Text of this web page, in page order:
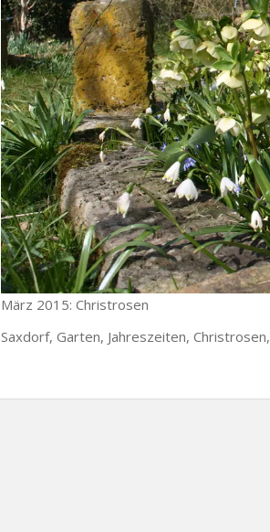
März 2015: Christrosen
Saxdorf, Garten, Jahreszeiten,